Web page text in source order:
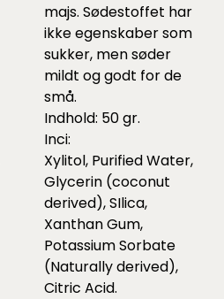
majs. Sødestoffet har
ikke egenskaber som
sukker, men søder
mildt og godt for de
små.
Indhold: 50 gr.
Inci:
Xylitol, Purified Water,
Glycerin (coconut
derived), SIlica,
Xanthan Gum,
Potassium Sorbate
(Naturally derived),
Citric Acid.